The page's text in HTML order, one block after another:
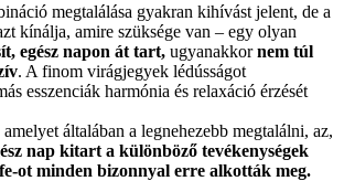
megtalálása gyakran kihívást jelent, de a
kínálja, amire szüksége van – egy olyan
egész napon át tart, ugyanakkornem túl
. A finom virágjegyek lédússágot
esszenciák harmónia és relaxáció érzését
általában a legnehezebb megtalálni, az,
nap kitart a különböző tevékenységek
ot minden bizonnyal erre alkották meg.